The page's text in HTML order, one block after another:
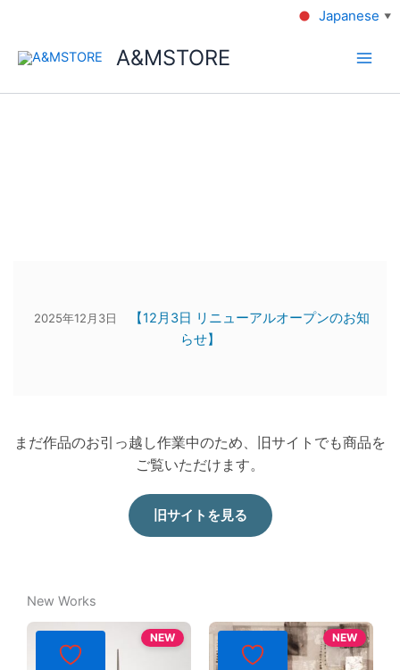
A&MSTORE
2025年12月3日
【12月3日 リニューアルオープンのお知
らせ】
まだ作品のお引っ越し作業中のため、旧サイトでも商品を
ご覧いただけます。
旧サイトを見る
New Works
NEW NEW
Japanese ▼